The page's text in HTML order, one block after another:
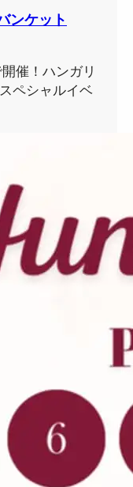
ンケット
催！ハンガリ
ペシャルイベ